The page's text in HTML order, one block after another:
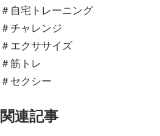
＃自宅トレーニング
＃チャレンジ
＃エクササイズ
＃筋トレ
＃セクシー
関連記事